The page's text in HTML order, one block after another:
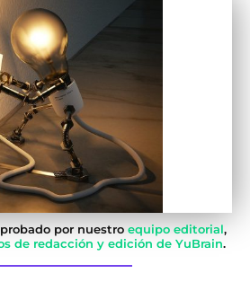
por nuestro equipo editorial,
de redacción y edición de YuBrain.